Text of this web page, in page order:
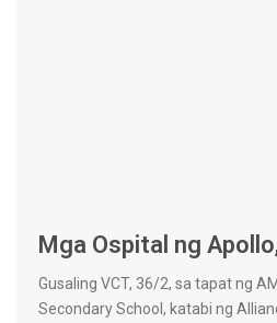
Mga Ospital ng
Gusaling VCT, 36/2, sa tapat ng
Secondary School, katabi ng